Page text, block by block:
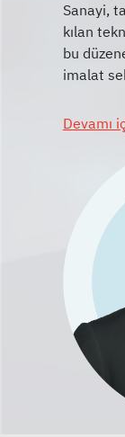
Sanayi,
kılan
bu
Devamı